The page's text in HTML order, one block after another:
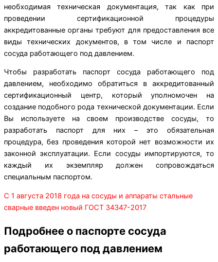
необходимая техническая документация, так как при
проведении сертификационной процедуры
аккредитованные органы требуют для предоставления все
виды технических документов, в том числе и паспорт
сосуда работающего под давлением.
Чтобы разработать паспорт сосуда работающего под
давлением, необходимо обратиться в аккредитованный
сертификационный центр, который уполномочен на
создание подобного рода технической документации. Если
Вы используете на своем производстве сосуды, то
разработать паспорт для них – это обязательная
процедура, без проведения которой нет возможности их
законной эксплуатации. Если сосуды импортируются, то
каждый их экземпляр должен сопровождаться
специальным паспортом.
С 1 августа 2018 года на сосуды и аппараты стальные
сварные введен новый ГОСТ 34347-2017
Подробнее о паспорте сосуда
работающего под давлением